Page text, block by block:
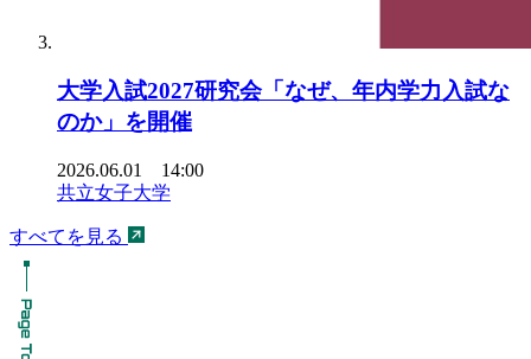
大学入試2027研究会「なぜ、年内学力入試な
のか」を開催
2026.06.01 14:00
共立女子大学
すべてを見る